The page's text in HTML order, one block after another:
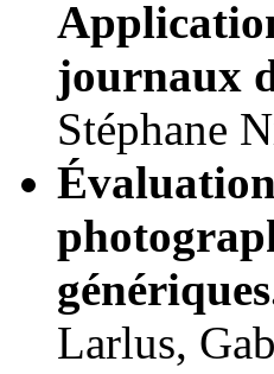
journaux
Stéphane
Larlus,